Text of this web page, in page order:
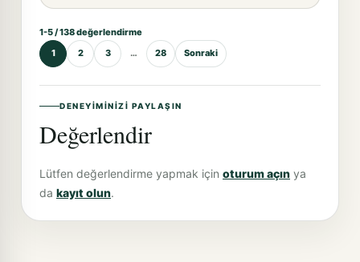
1-5 / 138 değerlendirme
1
2 3 … 28 Sonraki
DENEYIMINIZI PAYLAŞIN
Değerlendir
Lütfen değerlendirme yapmak için oturum açın ya
da kayıt olun.